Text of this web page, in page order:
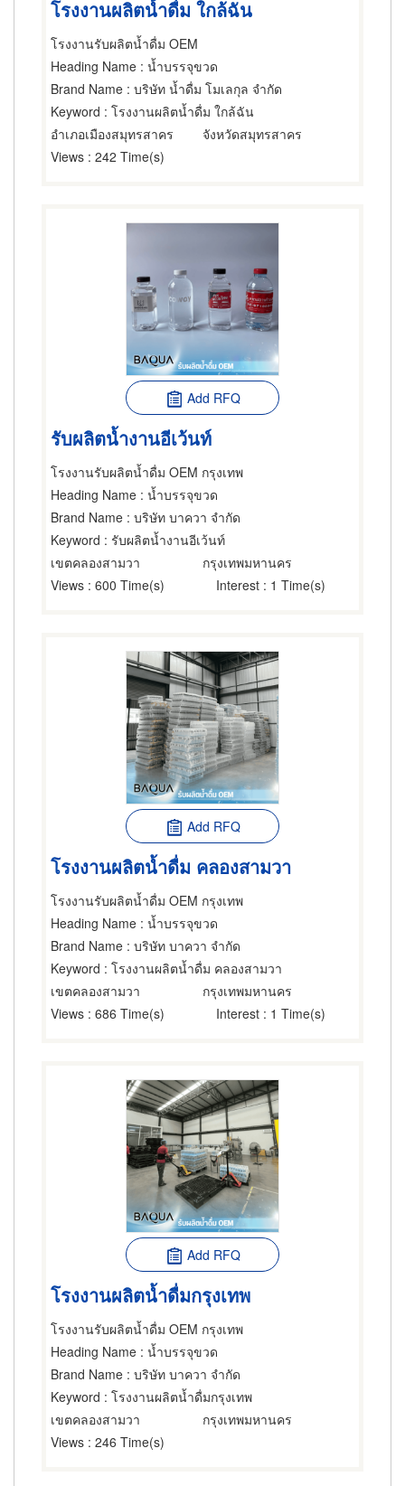
โรงงานผลิตน้ำดื่ม ใกล้ฉัน
โรงงานรับผลิตน้ำดื่ม OEM
Heading Name : น้ำบรรจุขวด
Brand Name : บริษัท น้ำดื่ม โมเลกุล จำกัด
Keyword : โรงงานผลิตน้ำดื่ม ใกล้ฉัน
อำเภอเมืองสมุทรสาคร
จังหวัดสมุทรสาคร
Views : 242 Time(s)
Add RFQ
รับผลิตน้ำงานอีเว้นท์
โรงงานรับผลิตน้ำดื่ม OEM กรุงเทพ
Heading Name : น้ำบรรจุขวด
Brand Name : บริษัท บาควา จำกัด
Keyword : รับผลิตน้ำงานอีเว้นท์
เขตคลองสามวา
กรุงเทพมหานคร
Views : 600 Time(s) Interest : 1 Time(s)
Add RFQ
โรงงานผลิตน้ำดื่ม คลองสามวา
โรงงานรับผลิตน้ำดื่ม OEM กรุงเทพ
Heading Name : น้ำบรรจุขวด
Brand Name : บริษัท บาควา จำกัด
Keyword : โรงงานผลิตน้ำดื่ม คลองสามวา
เขตคลองสามวา
กรุงเทพมหานคร
Views : 686 Time(s) Interest : 1 Time(s)
Add RFQ
โรงงานผลิตน้ำดื่มกรุงเทพ
โรงงานรับผลิตน้ำดื่ม OEM กรุงเทพ
Heading Name : น้ำบรรจุขวด
Brand Name : บริษัท บาควา จำกัด
Keyword : โรงงานผลิตน้ำดื่มกรุงเทพ
เขตคลองสามวา
กรุงเทพมหานคร
Views : 246 Time(s)